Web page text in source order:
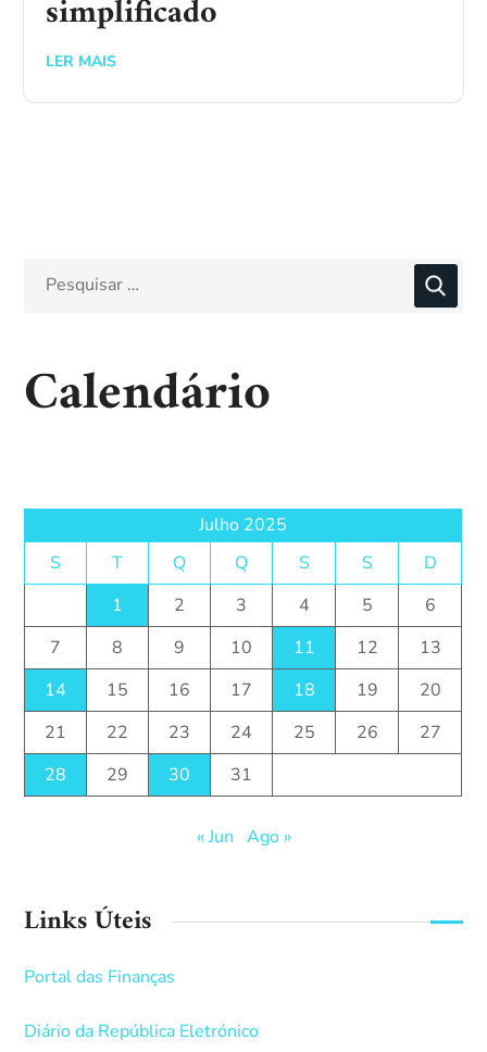
simplificado
LER MAIS
Calendário
Julho 2025
S
T Q Q S S
D
1
2 3 4 5
6
7
8 9 10 11 12
13
14
15 16 17 18 19
20
21
22 23 24 25 26
27
28
29 30 31
« Jun Ago »
Links Úteis
Portal das Finanças
Diário da República Eletrónico